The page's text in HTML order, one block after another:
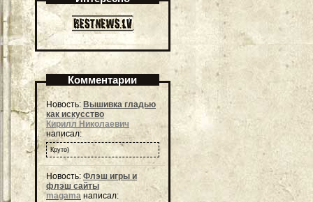
Комментарии
Новость: Вышивка гладью
как искусство
Кирилл Николаевич
написал:
Круто)
Новость: Флэш игры и
флэш сайты
magama написал: